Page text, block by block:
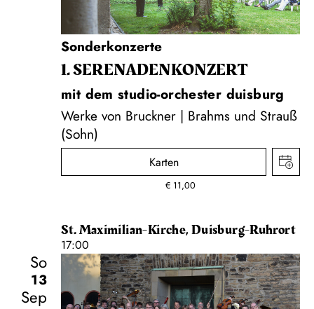
Sonderkonzerte
1. SERENADEN­KONZERT
mit dem studio-orchester duisburg
Werke von Bruckner | Brahms und Strauß
(Sohn)
Karten
€ 11,00
St. Maximilian-Kirche, Duisburg-Ruhrort
17:00
So
13
Sep